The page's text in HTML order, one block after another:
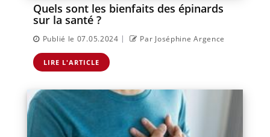
Quels sont les bienfaits des épinards
sur la santé ?
Publié le 07.05.2024 | Par Joséphine Argence
LIRE L'ARTICLE